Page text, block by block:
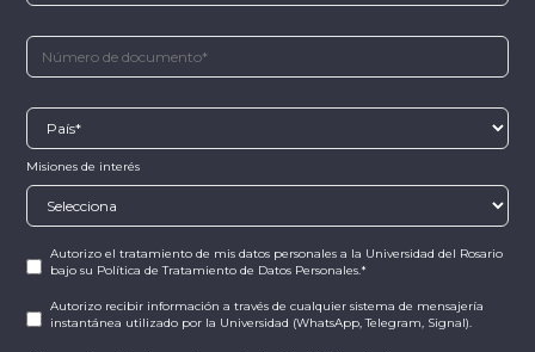
Misiones de interés
Autorizo el tratamiento de mis datos personales a la Universidad del Rosario
bajo su Política de Tratamiento de Datos Personales.*
Autorizo recibir información a través de cualquier sistema de mensajería
instantánea utilizado por la Universidad (WhatsApp, Telegram, Signal).